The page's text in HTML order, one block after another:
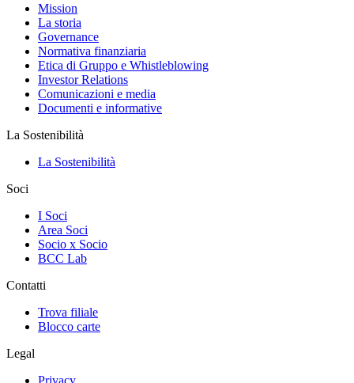
Mission
La storia
Governance
Normativa finanziaria
Etica di Gruppo e Whistleblowing
Investor Relations
Comunicazioni e media
Documenti e informative
La Sostenibilità
La Sostenibilità
Soci
I Soci
Area Soci
Socio x Socio
BCC Lab
Contatti
Trova filiale
Blocco carte
Legal
Privacy